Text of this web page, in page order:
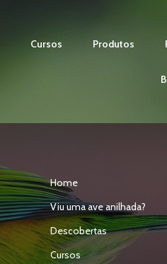
Cursos Produtos
Home
Viu uma ave anilhada?
Descobertas
Cursos